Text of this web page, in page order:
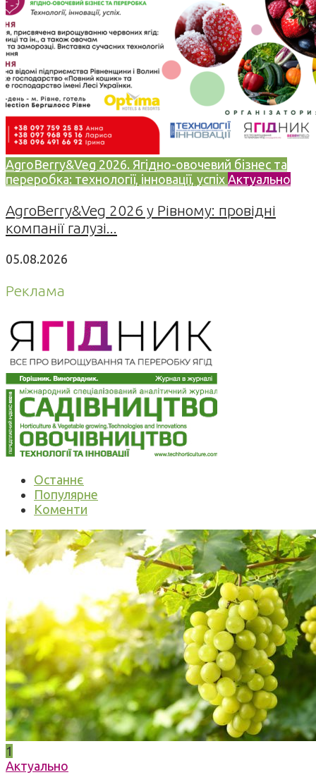
AgroBerry&Veg 2026. Ягідно-овочевий бізнес та
переробка: технології, інновації, успіх Актуально
AgroBerry&Veg 2026 у Рівному: провідні
компанії галузі...
05.08.2026
Реклама
Останнє
Популярне
Коменти
1
Актуально